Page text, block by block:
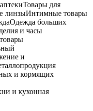
Товары для
линзыИнтимные товары
Одежда больших
и часы
и
и кормящих
и кухонная